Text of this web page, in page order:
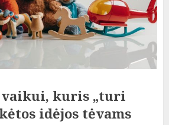
vaikui, kuris „turi
idėjos tėvams